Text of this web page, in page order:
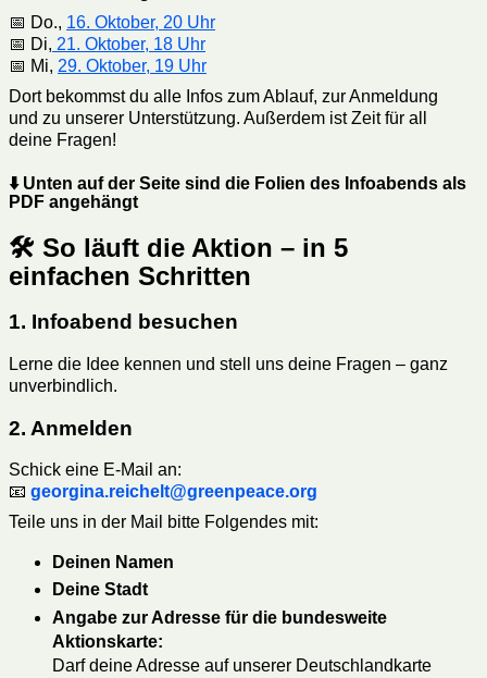
📅 Do., 16. Oktober, 20 Uhr
📅 Di, 21. Oktober, 18 Uhr
📅 Mi, 29. Oktober, 19 Uhr
Dort bekommst du alle Infos zum Ablauf, zur Anmeldung
und zu unserer Unterstützung. Außerdem ist Zeit für all
deine Fragen!
⬇️Unten auf der Seite sind die Folien des Infoabends als
PDF angehängt
🛠 So läuft die Aktion – in 5
einfachen Schritten
1. Infoabend besuchen
Lerne die Idee kennen und stell uns deine Fragen – ganz
unverbindlich.
2. Anmelden
Schick eine E-Mail an:
📧 georgina.reichelt@greenpeace.org
Teile uns in der Mail bitte Folgendes mit:
Deinen Namen
Deine Stadt
Angabe zur Adresse für die bundesweite
Aktionskarte:
Darf deine Adresse auf unserer Deutschlandkarte